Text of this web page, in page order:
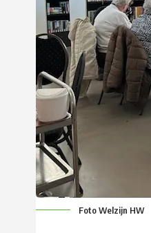
Foto Welzijn HW